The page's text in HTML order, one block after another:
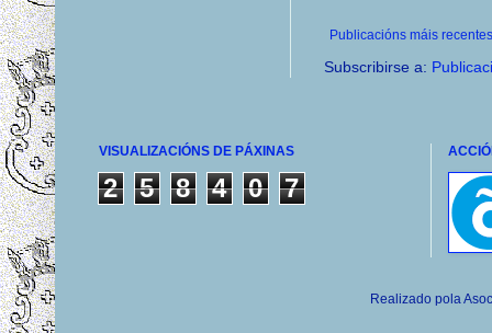
Publicacións máis recentes
Subscribirse a:
VISUALIZACIÓNS DE PÁXINAS
2 5 8 4 0 7
Realizado pola